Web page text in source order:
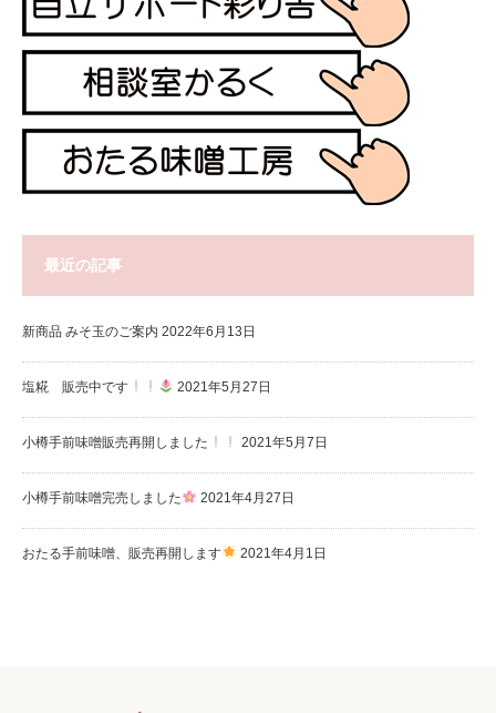
最近の記事
新商品 みそ玉のご案内 2022年6月13日
塩糀 販売中です 2021年5月27日
小樽手前味噌販売再開しました 2021年5月7日
小樽手前味噌完売しました 2021年4月27日
おたる手前味噌、販売再開します 2021年4月1日